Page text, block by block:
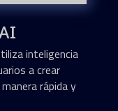
inteligencia
a crear
rápida y